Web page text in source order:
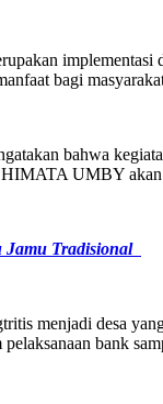
bagi
bahwa
UMBY akan
Jamu Tradisional
menjadi desa
bank